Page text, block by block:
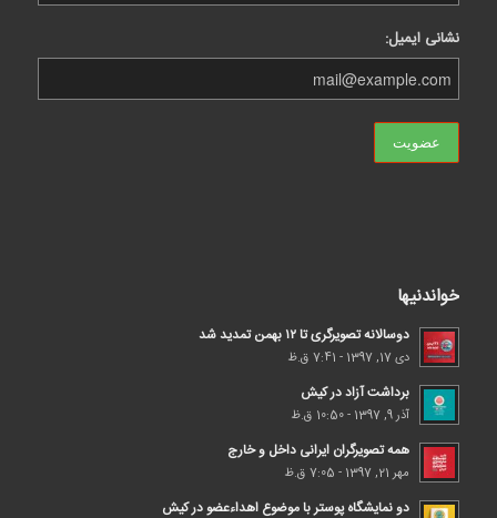
نشانی ایمیل:
خواندنیها
دوسالانه تصویرگری تا ۱۲ بهمن تمدید شد
دی 17, 1397 - 7:41 ق.ظ
برداشت آزاد در کیش
آذر 9, 1397 - 10:50 ق.ظ
همه تصویرگران ایرانی داخل و خارج
مهر 21, 1397 - 7:05 ق.ظ
دو نمایشگاه پوستر با موضوع اهداء‌عضو در کیش